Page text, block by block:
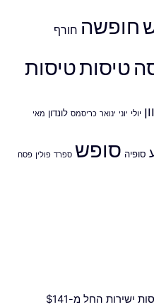
חופשה חורף
טיסותטיסות
יולי יוני ינואר כריסמס לונדון מאי
סופיה סופש ספרד פולין פסח
✈️ קרקוב מחכה לכם ביוני! טיסות ישירות החל מ-$141